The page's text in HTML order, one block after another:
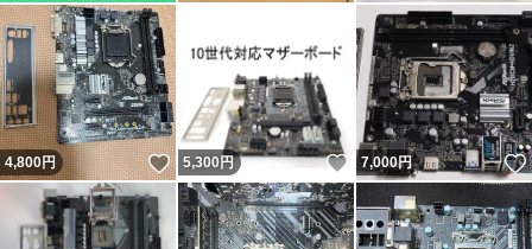
4,800円 いいね！
5,300 円 いいね！
7,000円